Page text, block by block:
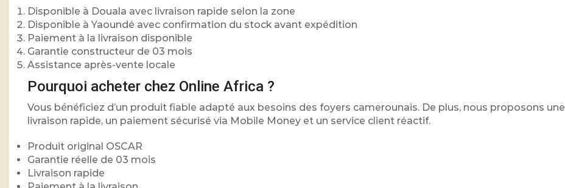
Disponible à Douala avec livraison rapide selon la zone
Disponible à Yaoundé avec confirmation du stock avant expédition
Paiement à la livraison disponible
Garantie constructeur de 03 mois
Assistance après-vente locale
Pourquoi acheter chez Online Africa ?
Vous bénéficiez d’un produit fiable adapté aux besoins des foyers camerounais. De plus, nous proposons une
livraison rapide, un paiement sécurisé via Mobile Money et un service client réactif.
Produit original OSCAR
Garantie réelle de 03 mois
Livraison rapide